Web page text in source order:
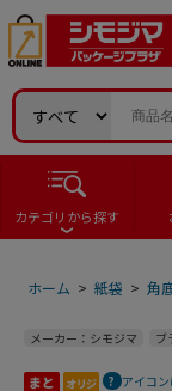
カテゴリから探す
ホーム > 紙袋 > 角
メーカー：シモジマ ブ
アイコ